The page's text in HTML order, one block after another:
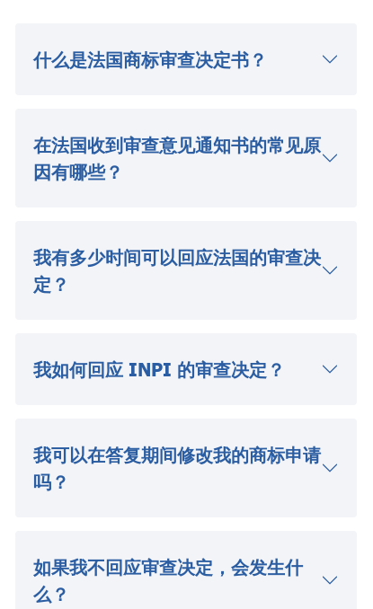
什么是法国商标审查决定书？
在法国收到审查意见通知书的常见原
因有哪些？
我有多少时间可以回应法国的审查决
定？
我如何回应 INPI 的审查决定？
我可以在答复期间修改我的商标申请
吗？
如果我不回应审查决定，会发生什
么？